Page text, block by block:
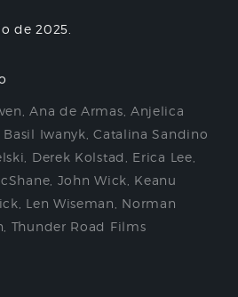
de 2025.
,Ana de Armas Anjelica
Basil Iwanyk ,Catalina Sandino
Derek Kolstad Erica Lee
John Wick
Keanu
Len Wiseman
Norman
Thunder Road Films